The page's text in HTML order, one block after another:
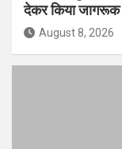
देकर किया जागरूक
August 8, 2026